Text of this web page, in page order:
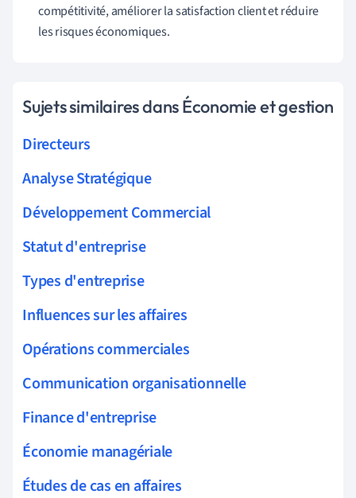
compétitivité, améliorer la satisfaction client et réduire
les risques économiques.
Sujets similaires dans Économie et gestion
Directeurs
Analyse Stratégique
Développement Commercial
Statut d'entreprise
Types d'entreprise
Influences sur les affaires
Opérations commerciales
Communication organisationnelle
Finance d'entreprise
Économie managériale
Études de cas en affaires